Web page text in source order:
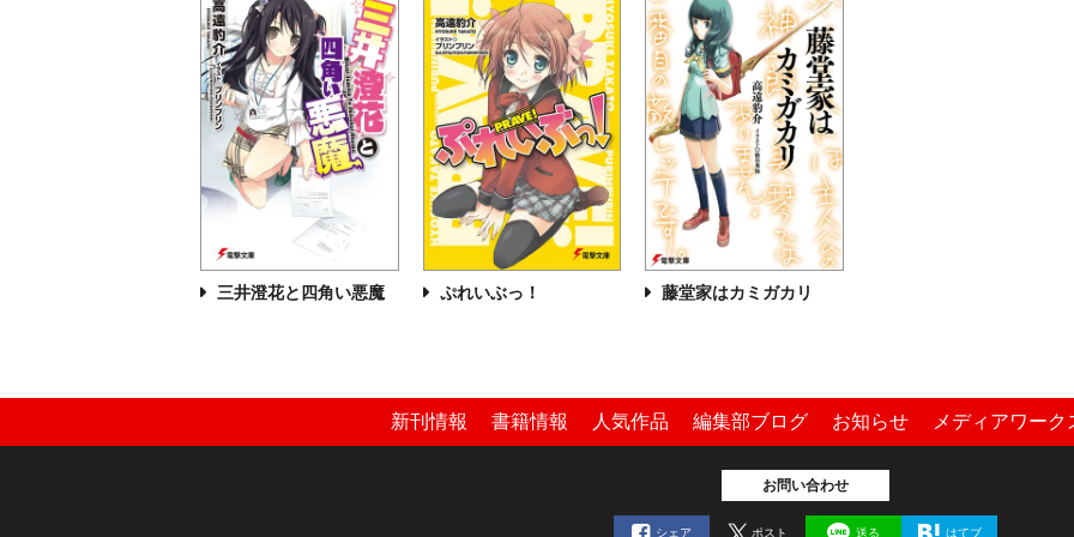
三井澄花と四角い悪魔 ぷれいぶっ！ 藤堂家はカミガカリ
新刊情報 書籍情報 人気作品 編集部ブログ お知らせ メディアワーク
お問い合わせ
シェア ポスト 送る はてブ